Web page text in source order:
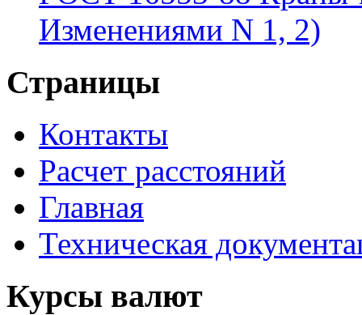
Изменениями N 1, 2)
Страницы
Контакты
Расчет расстояний
Главная
Техническая
Курсы валют